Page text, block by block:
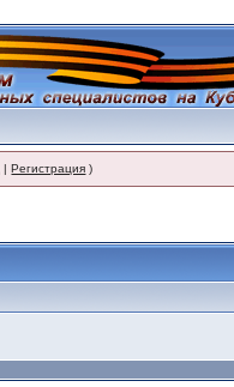
|Регистрация )